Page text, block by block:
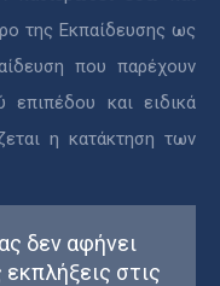
της Εκπαίδευσης ως
που παρέχουν
επιπέδου και ειδικά
η κατάκτηση των
δεν αφήνει
στις